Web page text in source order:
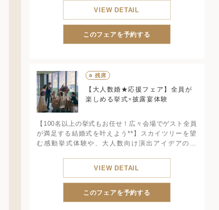
VIEW DETAIL
このフェアを予約する
○ 残席
【大人数婚★応援フェア】全員が
楽しめる挙式×披露宴体験
【100名以上の挙式もお任せ！広々会場でゲスト全員
が満足する結婚式を叶えよう**】スカイツリーを望
む感動挙式体験や、大人数向け演出アイデアの紹
VIEW DETAIL
このフェアを予約する